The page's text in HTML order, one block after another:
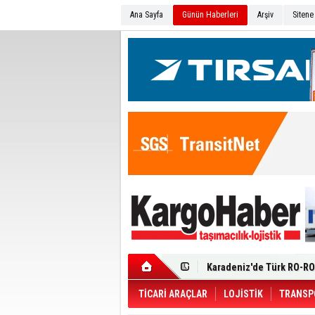
Ana Sayfa Günün Haberleri Arşiv
Ege Bölgesi'nin ilk
Durumu Ağır
Turhan Özen Saudia
Turkish Cargo’dan
Renault Trucks T 480
TİCARİ ARAÇLAR LOJİSTİK